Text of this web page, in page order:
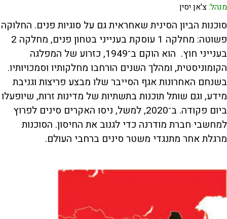
מנהל:צ'אן יסין
סוכנות הביון הסינית שאחראית גם על סוגיות פנים. החלוקה
פשוטה: מחלקה 1 עוסקת בענייני בטחון פנים, מחלקה 2
בענייני חוץ. הוא הוקם ב־1949, כזרוע של המפלגה
הקומוניסטית, ומהלך השנים הורחבו מחלקותיו וסמכויותיו.
בשנחם האחרונות אגף הסייבר שלו מבצע פריצות וגניבת
מידע, וגם שותל תוכנות בתשתיות של מדינות זרות, שיופעלו
ביום פקודה. ב־2020, למשל, ניסו האקרים סינים לפרוץ
למחשבי חברת מודרנה כדי לגנוב את החיסון. הסוכנות
מרגלת אחר מתנגדי משטר סינים ברחבי העולם.